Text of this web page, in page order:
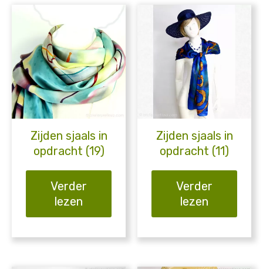
Zijden sjaals in
opdracht (19)
Verder
lezen
Zijden sjaals in
opdracht (11)
Verder
lezen